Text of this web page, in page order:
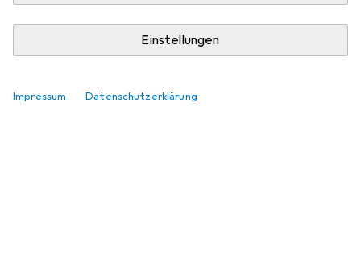
Einstellungen
Impressum Datenschutzerklärung